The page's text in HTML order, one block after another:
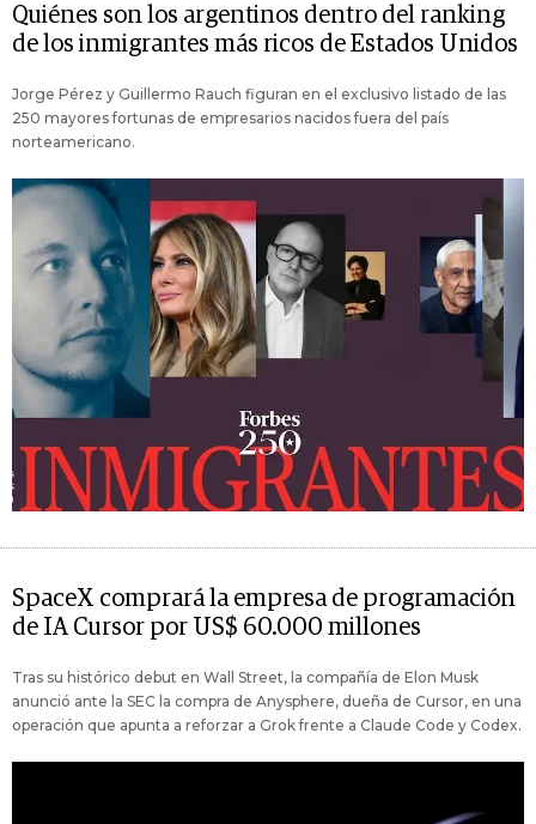
Quiénes son los argentinos dentro del ranking
de los inmigrantes más ricos de Estados Unidos
Jorge Pérez y Guillermo Rauch figuran en el exclusivo listado de las
250 mayores fortunas de empresarios nacidos fuera del país
norteamericano.
SpaceX comprará la empresa de programación
de IA Cursor por US$ 60.000 millones
Tras su histórico debut en Wall Street, la compañía de Elon Musk
anunció ante la SEC la compra de Anysphere, dueña de Cursor, en una
operación que apunta a reforzar a Grok frente a Claude Code y Codex.